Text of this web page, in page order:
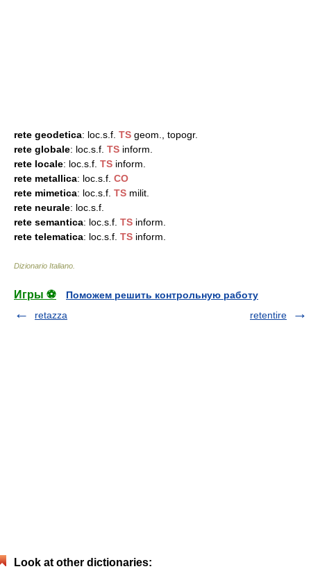
rete geodetica: loc.s.f. TS geom., topogr.
rete globale: loc.s.f. TS inform.
rete locale: loc.s.f. TS inform.
rete metallica: loc.s.f. CO
rete mimetica: loc.s.f. TS milit.
rete neurale: loc.s.f.
rete semantica: loc.s.f. TS inform.
rete telematica: loc.s.f. TS inform.
Dizionario Italiano
Игры ⚽
Поможем решить контрольную работу
retazza
retentire
Look at other dictionaries: